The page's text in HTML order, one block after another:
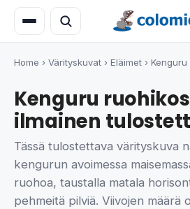
Home › Värityskuvat › Eläimet ›
Kenguru
ilmainen
Tässä tulostettava värityskuva
kengurun avoimessa
ruohoa, taustalla matala
pehmeitä pilviä. Viivojen määrä